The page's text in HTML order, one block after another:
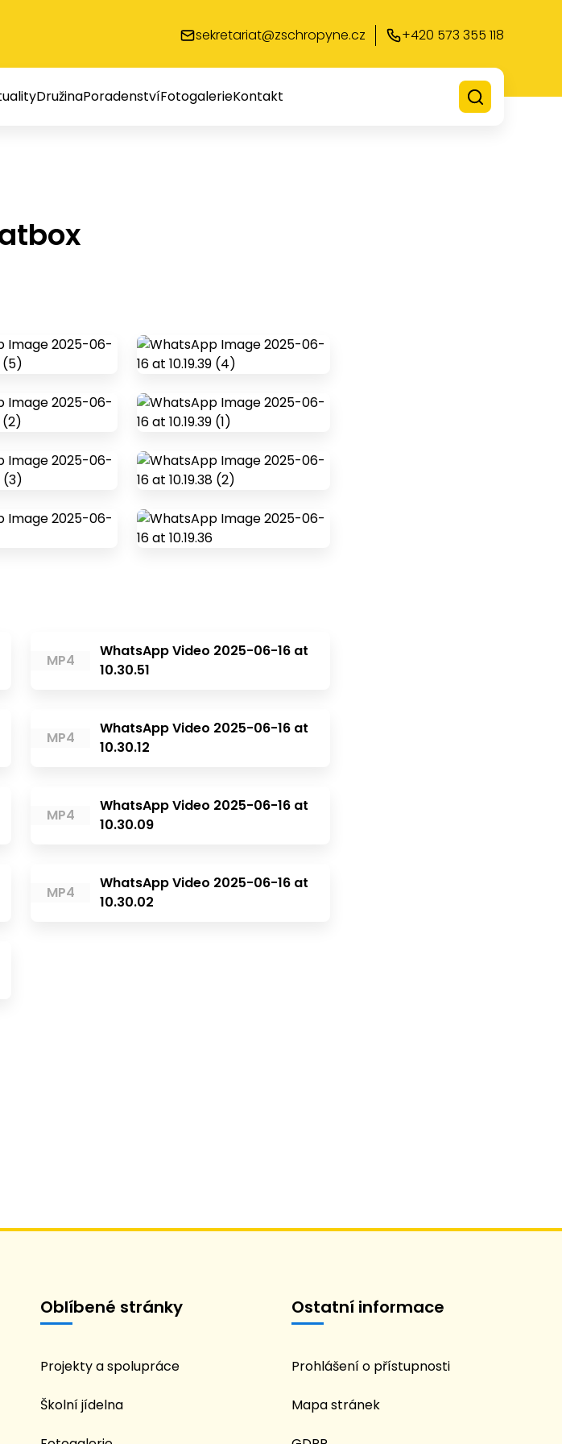
sekretariat@zschropyne.cz +420 573 355 118
DružinaPoradenstvíFotogalerieKontakt
MP4
WhatsApp Video 2025-06-16 at
10.30.51
MP4
WhatsApp Video 2025-06-16 at
10.30.12
MP4
WhatsApp Video 2025-06-16 at
10.30.09
MP4
WhatsApp Video 2025-06-16 at
10.30.02
Oblíbené stránky
Projekty a spolupráce
Školní jídelna
Ostatní informace
Prohlášení o přístupnosti
Mapa stránek